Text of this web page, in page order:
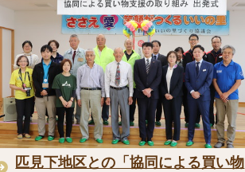
匹見下地区との「協同による買い物